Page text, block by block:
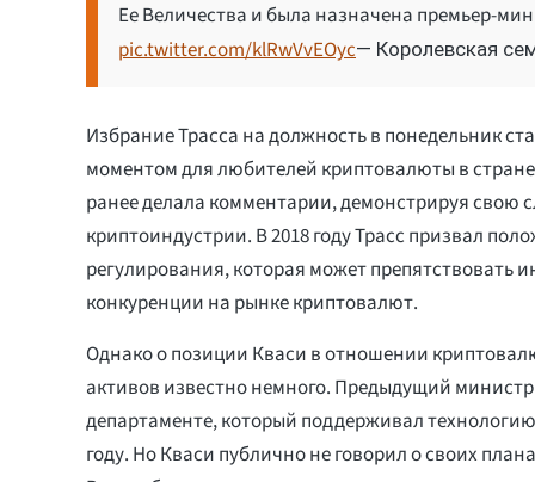
Ее Величества и была назначена премьер-
pic.twitter.com/klRwVvEOyc— Королевская
Избрание Трасса на должность в понедельник
моментом для любителей криптовалюты в
ранее делала комментарии, демонстрируя свою
криптоиндустрии. В 2018 году Трасс призвал
регулирования, которая может препятствовать
конкуренции на рынке криптовалют.
Однако о позиции Кваси в отношении
активов известно немного. Предыдущий
департаменте, который поддерживал
году. Но Кваси публично не говорил о своих